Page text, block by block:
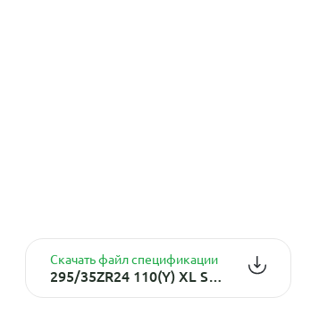
Скачать файл спецификации
295/35ZR24 110(Y) XL SportContact 6 TL FR